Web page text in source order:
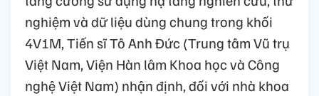
nghiệm và dữ liệu dùng chung trong khối
4V1M, Tiến sĩ Tô Anh Đức (Trung tâm Vũ trụ
Việt Nam, Viện Hàn lâm Khoa học và Công
nghệ Việt Nam) nhận định, đối với nhà khoa